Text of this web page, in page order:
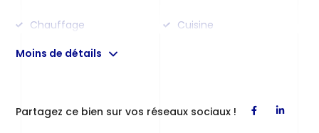
Chauffage
Cuisine
Salles de Bain
Moins de détails
Partagez ce bien sur vos réseaux sociaux !